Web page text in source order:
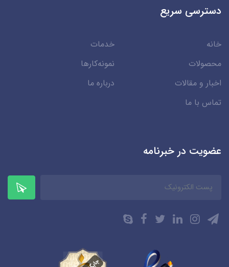
دسترسی سریع
خانه
خدمات
محصولات
نمونه‌کارها
اخبار و مقالات
درباره ما
تماس با ما
عضویت در خبرنامه